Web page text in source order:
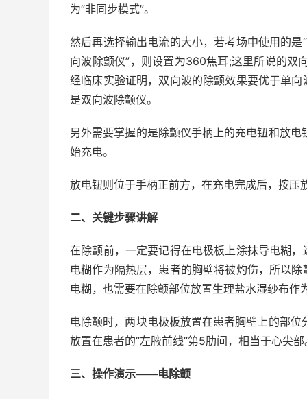
为“非同步模式”。
然后再选择输出电流的大小，若考场中使用的
向波除颤仪”，则设置为360焦耳;这里所说的双
经临床实验证明，双向波的除颤效果要优于单
是双向波除颤仪。
另外需要掌握的是除颤仪手柄上的充电钮和放
始充电。
放电钮则位于手柄正前方，在充电完成后，按
二、关键步骤讲解
在除颤前，一定要记得在电极板上涂抹导电糊
电糊作为隔热层，患者的胸壁将被灼伤，所以
电糊，也需要在除颤部位放置生理盐水湿纱布作
电除颤时，两块电极板放置在患者胸壁上的部
放置在患者的”左腋前线”第5肋间，相当于心尖部
三、操作演示——电除颤